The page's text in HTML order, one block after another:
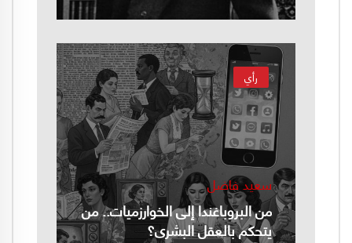
رأي
سعيد فاضل
من البروباغندا إلى الخوارزميات.. من
يتحكم بالعقل البشري؟